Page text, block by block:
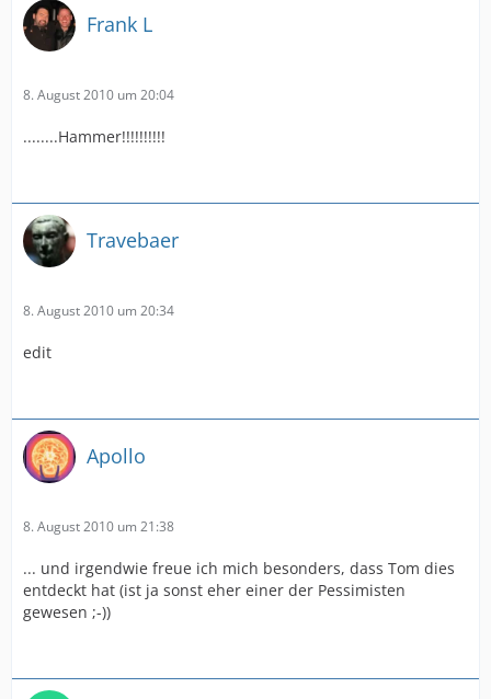
Frank L
8. August 2010 um 20:04
........Hammer!!!!!!!!!!
Travebaer
8. August 2010 um 20:34
edit
Apollo
8. August 2010 um 21:38
... und irgendwie freue ich mich besonders, dass Tom dies
entdeckt hat (ist ja sonst eher einer der Pessimisten
gewesen ;-))